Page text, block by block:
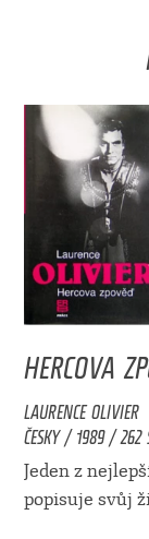
HERCOVA
LAURENCE OLIVIER
ČESKY / 1989 / 262
Jeden z
popisuje svůj